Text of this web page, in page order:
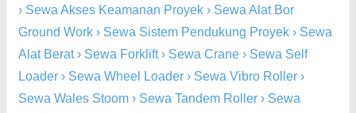
› Sewa Akses Keamanan Proyek › Sewa Alat Bor
Ground Work › Sewa Sistem Pendukung Proyek › Sewa
Alat Berat› Sewa Forklift› Sewa Crane › Sewa Self
Loader › Sewa Wheel Loader › Sewa Vibro Roller ›
Sewa Wales Stoom › Sewa Tandem Roller › Sewa